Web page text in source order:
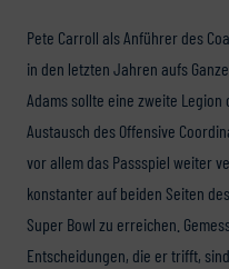
Pete Carroll als Anführer des
in den letzten Jahren aufs
Adams sollte eine zweite
Austausch des Offensive
vor allem das Passspiel weiter
konstanter auf beiden Seiten
Super Bowl zu erreichen.
Entscheidungen, die er trifft,